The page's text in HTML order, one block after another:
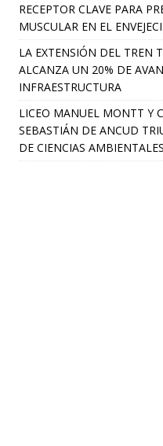
RECEPTOR CLAVE PARA
MUSCULAR EN EL
LA EXTENSIÓN DEL TREN
ALCANZA UN 20% DE
INFRAESTRUCTURA
LICEO MANUEL MONTT Y
SEBASTIÁN DE ANCUD
DE CIENCIAS AMBIENTALES